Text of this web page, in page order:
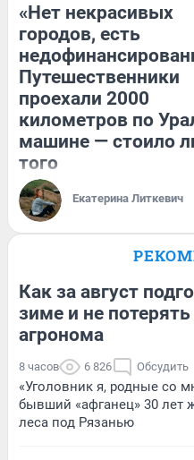
«Нет некрасивых
городов, есть
Путешественники
проехали 2000
километров по
машине — стоило
того
Екатерина Литкевич
Как за август
зиме и не
агронома
8 часов 6 826 Обсудить
«Уголовник я, родные со
бывший «афганец» 30 лет
леса под Рязанью